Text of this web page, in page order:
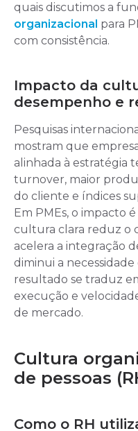
quais discutimos a
organizacional para
com consistência.
Impacto da
desempenho e
Pesquisas
mostram que
alinhada à estratégia
turnover, maior
do cliente e índices
Em PMEs, o impacto
cultura clara reduz o
acelera a integração
diminui a
resultado se traduz
execução e
de mercado.
Cultura
de pessoas
Como o RH